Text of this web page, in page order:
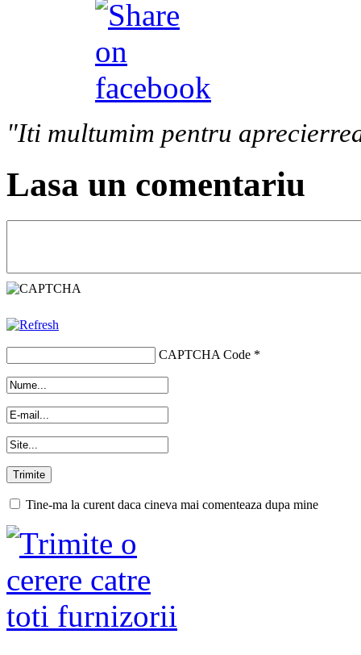
"Iti multumim pentru
Lasa un comentariu
CAPTCHA Code *
Tine-ma la curent daca cineva mai comenteaza dupa mine